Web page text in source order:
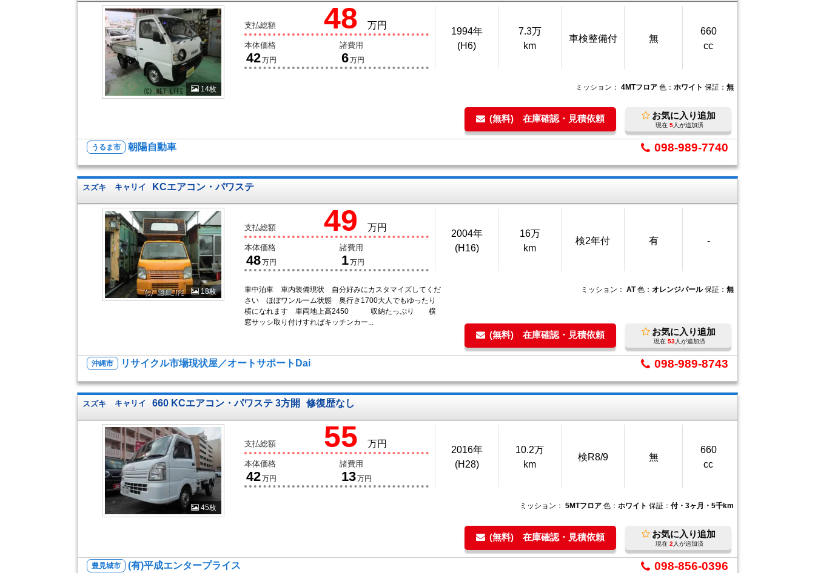
14枚
支払総額 48 万円
本体価格
42万円
諸費用
6万円
1994年
(H6)
7.3万
km
車検整備付 無
660
cc
ミッション： 4MTフロア 色： ホワイト 保証： 無
(無料) 在庫確認・見積依頼 お気に入り追加
現在 5人が追加済
うるま市 朝陽自動車 098-989-7740
スズキ キャリイ KCエアコン・パワステ
18枚
支払総額 49 万円
本体価格
48万円
諸費用
1万円
2004年
(H16)
16万
km
検2年付 有 -
車中泊車 車内装備現状 自分好みにカスタマイズしてくだ
さい ほぼワンルーム状態 奥行き1700大人でもゆったり
横になれます 車両地上高2450 収納たっぷり 横
窓サッシ取り付けすればキッチンカー...
ミッション： AT 色： オレンジパール 保証： 無
(無料) 在庫確認・見積依頼 お気に入り追加
現在 53人が追加済
沖縄市 リサイクル市場現状屋／オートサポートDai 098-989-8743
スズキ キャリイ 660 KCエアコン・パワステ 3方開 修復歴なし
45枚
支払総額 55 万円
本体価格
42万円
諸費用
13万円
2016年
(H28)
10.2万
km
検R8/9 無
660
cc
ミッション： 5MTフロア 色： ホワイト 保証： 付・3ヶ月・5千km
(無料) 在庫確認・見積依頼 お気に入り追加
現在 2 人が追加済
豊見城市 (有)平成エンタープライス 098-856-0396